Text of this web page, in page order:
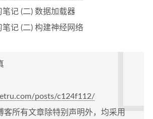
笔记 (二) 数据加载器
笔记 (二) 构建神经网络
posts/c124f112/
客所有文章除特别声明外，均采用